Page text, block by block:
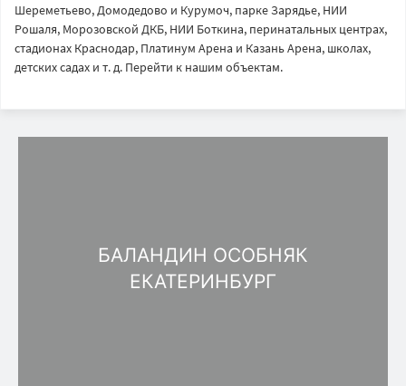
Шереметьево, Домодедово и Курумоч, парке Зарядье, НИИ
Рошаля, Морозовской ДКБ, НИИ Боткина, перинатальных центрах,
стадионах Краснодар, Платинум Арена и Казань Арена, школах,
детских садах и т. д. Перейти к нашим объектам.
БАЛАНДИН ОСОБНЯК
ЕКАТЕРИНБУРГ